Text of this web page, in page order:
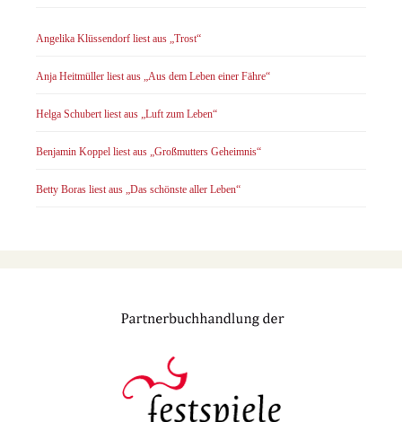
Angelika Klüssendorf liest aus „Trost“
Anja Heitmüller liest aus „Aus dem Leben einer Fähre“
Helga Schubert liest aus „Luft zum Leben“
Benjamin Koppel liest aus „Großmutters Geheimnis“
Betty Boras liest aus „Das schönste aller Leben“